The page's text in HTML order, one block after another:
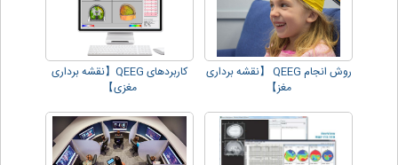
روش انجام QEEG 【نقشه برداری
مغز】
کاربردهای QEEG【نقشه برداری
مغزی】